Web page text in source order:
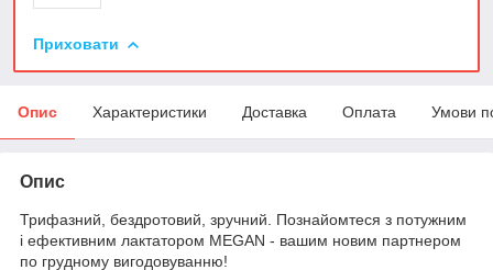
Приховати
Опис Характеристики Доставка Оплата Умови
Опис
Трифазний, бездротовий, зручний. Познайомтеся з потужним
і ефективним лактатором MEGAN - вашим новим партнером
по грудному вигодовуванню!